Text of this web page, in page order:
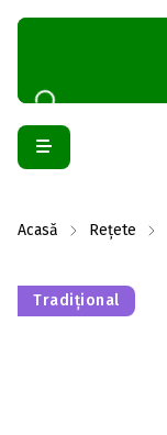
Acasă Rețete
Tradițional